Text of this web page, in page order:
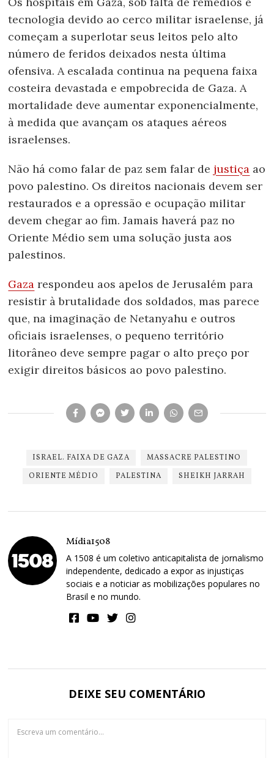
tecnologia devido ao cerco militar israelense, já
começam a superlotar seus leitos pelo alto
número de feridos deixados nesta última
ofensiva. A escalada continua na pequena faixa
costeira devastada e empobrecida de Gaza. A
mortalidade deve aumentar exponencialmente,
à medida que avançam os ataques aéreos
israelenses.
Não há como falar de paz sem falar de justiça ao
povo palestino. Os direitos nacionais devem ser
restaurados e a opressão e ocupação militar
devem chegar ao fim. Jamais haverá paz no
Oriente Médio sem uma solução justa aos
palestinos.
Gaza respondeu aos apelos de Jerusalém para
resistir à brutalidade dos soldados, mas parece
que, na imaginação de Netanyahu e outros
oficiais israelenses, o pequeno território
litorâneo deve sempre pagar o alto preço por
exigir direitos básicos ao povo palestino.
ISRAEL. FAIXA DE GAZA
MASSACRE PALESTINO
ORIENTE MÉDIO
PALESTINA SHEIKH JARRAH
Mídia1508
A 1508 é um coletivo anticapitalista de jornalismo
independente, dedicado a expor as injustiças
sociais e a noticiar as mobilizações populares no
Brasil e no mundo.
DEIXE SEU COMENTÁRIO